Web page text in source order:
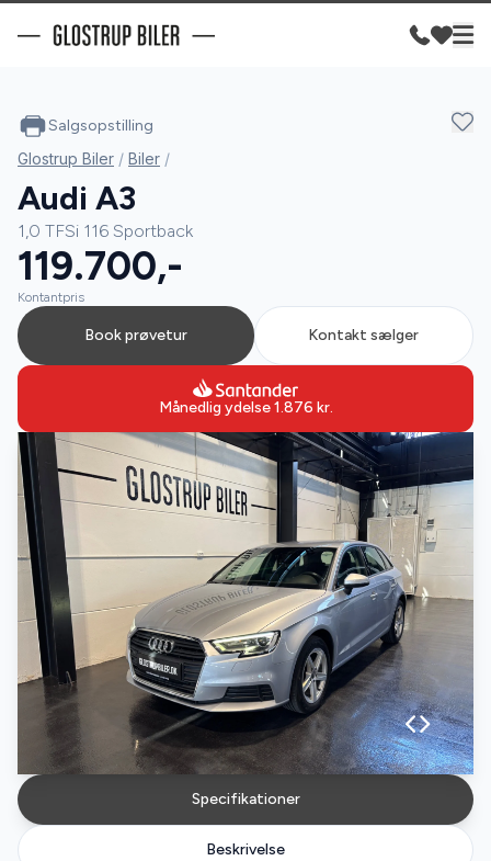
Specifikationer
Beskrivelse
Salgsopstilling
Glostrup Biler / Biler /
Audi A3
1,0 TFSi 116 Sportback
119.700,-
Kontantpris
Book prøvetur Kontakt sælger
Månedlig ydelse1.876 kr.